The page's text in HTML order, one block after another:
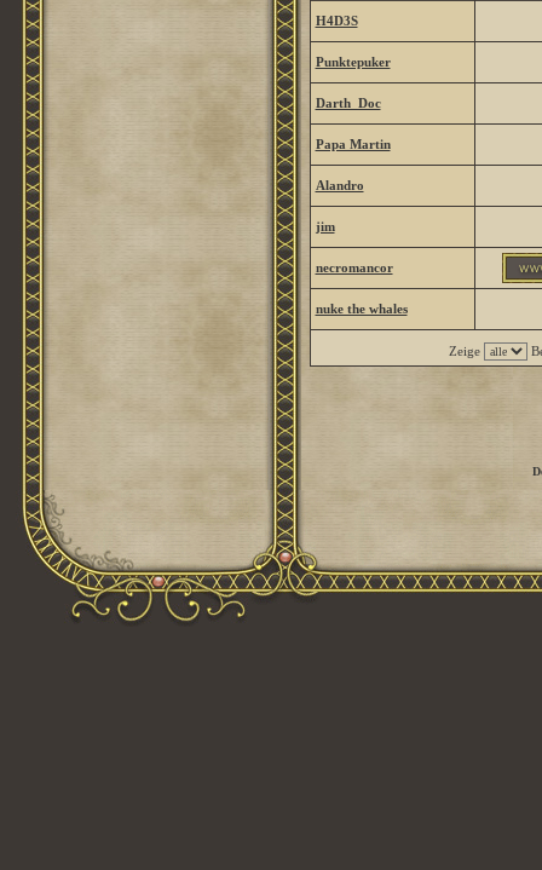
H4D3S
Punktepuker
Darth_Doc
Papa Martin
Alandro
jim
necromancor
nuke the whales
Zeige